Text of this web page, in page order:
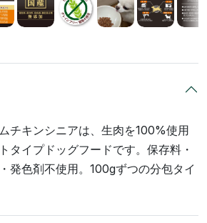
チキンシニアは、生肉を100%使用
タイプドッグフードです。保存料・
発色剤不使用。100gずつの分包タイ